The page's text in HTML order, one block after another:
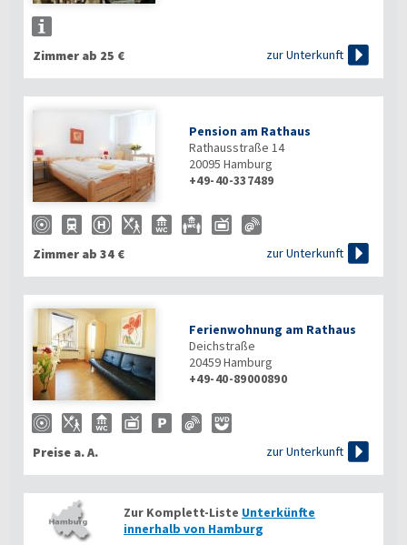
Zimmer ab 25 € zur Unterkunft 
Pension am Rathaus
Rathausstraße 14
20095 Hamburg
+49-40-337489
Zimmer ab 34 € zur Unterkunft 
Ferienwohnung am Rathaus
Deichstraße
20459Hamburg
+49-40-89000890
Preise a. A. zur Unterkunft 
Zur Komplett-Liste Unterkünfte
innerhalb von Hamburg